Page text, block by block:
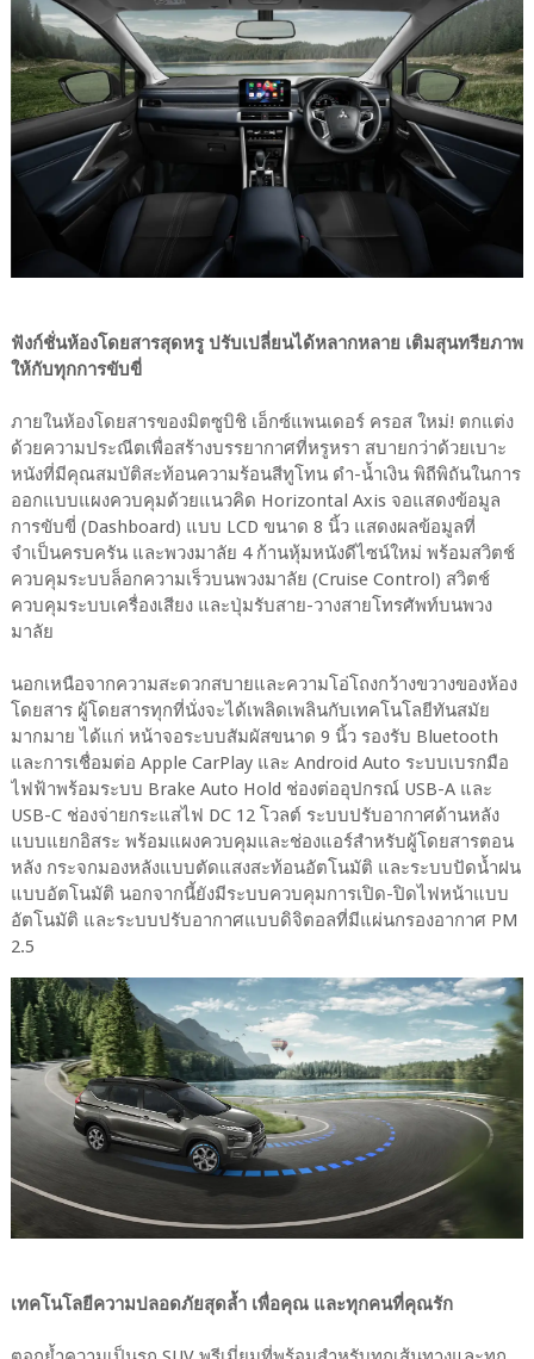
ฟังก์ชั่นห้องโดยสารสุดหรู ปรับเปลี่ยนได้หลากหลาย เติมสุนทรียภาพ
ให้กับทุกการขับขี่
ภายในห้องโดยสารของมิตซูบิชิ เอ็กซ์แพนเดอร์ ครอส ใหม่! ตกแต่ง
ด้วยความประณีตเพื่อสร้างบรรยากาศที่หรูหรา สบายกว่าด้วยเบาะ
หนังที่มีคุณสมบัติสะท้อนความร้อนสีทูโทน ดำ-น้ำเงิน พิถีพิถันในการ
ออกแบบแผงควบคุมด้วยแนวคิด Horizontal Axis จอแสดงข้อมูล
การขับขี่ (Dashboard) แบบ LCD ขนาด 8 นิ้ว แสดงผลข้อมูลที่
จำเป็นครบครัน และพวงมาลัย 4 ก้านหุ้มหนังดีไซน์ใหม่ พร้อมสวิตช์
ควบคุมระบบล็อกความเร็วบนพวงมาลัย (Cruise Control) สวิตช์
ควบคุมระบบเครื่องเสียง และปุ่มรับสาย-วางสายโทรศัพท์บนพวง
มาลัย
นอกเหนือจากความสะดวกสบายและความโอ่โถงกว้างขวางของห้อง
โดยสาร ผู้โดยสารทุกที่นั่งจะได้เพลิดเพลินกับเทคโนโลยีทันสมัย
มากมาย ได้แก่ หน้าจอระบบสัมผัสขนาด 9 นิ้ว รองรับ Bluetooth
และการเชื่อมต่อ Apple CarPlay และ Android Auto ระบบเบรกมือ
ไฟฟ้าพร้อมระบบ Brake Auto Hold ช่องต่ออุปกรณ์ USB-A และ
USB-C ช่องจ่ายกระแสไฟ DC 12 โวลต์ ระบบปรับอากาศด้านหลัง
แบบแยกอิสระ พร้อมแผงควบคุมและช่องแอร์สำหรับผู้โดยสารตอน
หลัง กระจกมองหลังแบบตัดแสงสะท้อนอัตโนมัติ และระบบปัดน้ำฝน
แบบอัตโนมัติ นอกจากนี้ยังมีระบบควบคุมการเปิด-ปิดไฟหน้าแบบ
อัตโนมัติ และระบบปรับอากาศแบบดิจิตอลที่มีแผ่นกรองอากาศ PM
2.5
เทคโนโลยีความปลอดภัยสุดล้ำ เพื่อคุณ และทุกคนที่คุณรัก